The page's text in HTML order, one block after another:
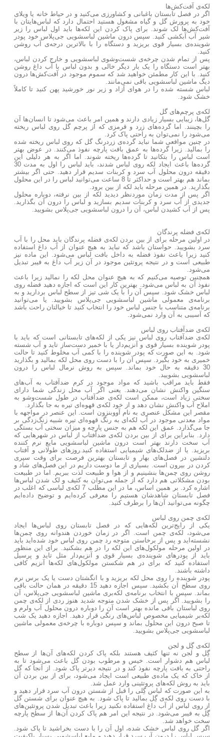
لکه‌ی آفت‌کش‌ها
اگر در فصل تابستان باغبانی و کشاورزی می‌کنید و در حیاط خانه یا ویلای
خود به پرورش گل و گیاه مشغول هستید احتمال دارد که لباس‌هایتان با
آفت‌کش‌ها لک شوند. برای پاک کردن این لکه‌ها باید اول لباس را زیر
شیر آب آبکشی کنید. سپس درون ماشین لباسشویی جی‌پلاس خود پودر
شوینده‌ی بسیار قوی بریزید و دستگاه را با بالاترین درجه‌ی آب روشن
کنید.
پس از تمام شدن چرخه‌ی شست‌وشوی لباسشویی و خارج کردن لباس،
بهتر است دستگاه را یک بار دیگر خالی و بدون لباس با آب داغ روشن
کنید. با این کار مطمئن خواهید شد که سموم موجود در آفت‌کش‌ها درون
دیگ ماشین لباسشویی باقی نمی‌مانند.
لباس شسته شده را در هوای آزاد و زیر نور خورشید پهن کنید تا کاملاً
خشک شود.
لکه‌ی پرچم‌های گل
گل‌ها، زیبایی بسیار زیادی دارند و همین امر باعث می‌شود تا انسان‌ها آن
را بچینند. اما گرده‌های زرد و قرمزی که از پرچم گل روی لباس ریخته
می‌شود را نمی‌توان به راحتی پاک کرد.
در چنین مواقعی شما نباید گرده‌ی زردرنگ گل که روی لباس ریخته شده
را بمالید. زیرا گرده‌ها به عمق بافت پارچه نفوذ می‌کنند. در عوض بهتر
است لباس را بتکانید تا گرده‌ها ریخته شوند. اما اگر به هر دلیلی این
گرده‌ها باعث ایجاد لکه روی لباس شدند، باید لباس را اول به مدت 30
دقیقه درون محلول آب سرد و کربنات سدیم قرار دهید. حتی اگر بیشتر
بماند هم بهتر است و حداکثر تا 8 ساعت می‌توانید لباس را در این محلول
بگذارید. در همین مرحله باید لکه از بین برود.
اگر پس از مدت زمان موردنظر دیدید لکه از بین نرفته، دوباره محلول
جدیدی از آب سرد و کربنات سدیم بسازید و لباس را درون آن بگذارید.
پس از آب کشیدن لباس، آن را درون لباسشویی جی‌پلاس بشویید.
لکه‌ی فضله پرندگان
در اولین مرحله برای از بین بردن لکه‌ی فضله پرندگان باید محل را با آب
سرد بشویید. حواستان باشد که نباید به هیچ عنوان از آب داغ استفاده
کنید زیرا باعث نفوذ فضله به داخل بافت لباس می‌شود. این ماده نیز
طبیعی است و در نتیجه پروتئین موجود در آن زیر آب داغ به فیبر تبدیل
می‌شود.
همچنین توصیه می‌کنیم که به هیچ عنوان محل لکه را نمالید زیرا باعث
نفوذ آن به لباس می‌شود. بهترین کار این است که اجازه دهید فضله روی
لباس خشک شود. سپس آن را با یک شی تیز از سطح لباس بردارید و به
برنامه‌ی معمولی ماشین لباسشویی جی‌پلاس بشویید. یا می‌توانید
برنامه‌ی متناسب با جنس لباس خود را انتخاب کنید تا خیالتان راحت باشد
که آسیبی به آن وارد نمی‌شود.
لکه‌ی ضدآفتاب روی لباس
لکه‌ی ضدآفتاب روی لباس نیز یکی از لکه‌های تابستانی است که باید با
پودر شوینده بسیار قوی و آنزیم‌دار یا با خمیر دست‌ساز تاید و آب شسته
شود. به این صورت که پودر شوینده را با کمی آب مخلوط کنید تا حالت
خمیری به خود بگیرد. سپس آن را با دست روی محل لکه بمالید و بگذارید
30 دقیقه به حال خود بماند. سپس به روش نرمال لباس را درون
لباسشویی بشویید.
فقط باید مراقب باشید که مواد موجود در کرم ضدآفتاب به آب‌های
سنگین واکنش نشان می‌دهند. یعنی اگر آب محل زندگی شما دارای
سختی زیاد است، ممکن است لکه‌ی ضدآفتاب در طول شست‌وشو به
املاح آب واکنش نشان دهد و از خود لکه‌ی قهوه‌ای تیره به جا بگذارد.
مقصر این مشکل عنصری به نام آووبنزون است. این عنصر در مواجهه با
مواد معدنی موجود در آب لکه‌ای به رنگ قهوه‌ای تیره شبیه زنگ‌زدگی بر
جا می‌گذارد. عمق این لکه هم به جنس پارچه و میزان سختی آب بستگی
دارد. بنابراین برای از بین بردن لکه‌ی ضدآفتاب از لباس در شهرهایی که
آب سخت دارند بهتر است درون ماشین لباسشویی مایع نرم کننده
بریزید. یا از ضدلک‌های شیمیایی استفاده کنید.روزهای طولانی و آفتاب
دلنشین در فصل‌های بهار و تابستان بهترین فرصت برای وقت سپری
کردن در بیرون است. بسیاری از ما دوست داریم در این فصل‌های شاد و
روشن روی چمن‌ها بنشینیم و از هوا و طبیعت لذت ببریم. اما در طبیعت
بودن مشکلاتی هم دارد که از جمله می‌توان به کثیف و لک شدن لباس‌ها
اشاره کرد. بر همین اساس، ما در این مطلب 7 لکه‌ی لباسی که اغلب در
فصل تابستان شاهدشان هستیم را معرفی کرده‌ایم و توضیح داده‌ایم
چگونه می‌توانید آن‌ها را برطرف کنید.
لکه‌ی چمن روی لباس
یکی از رایج‌ترین لکه‌هایی که در فصل تابستان روی لباس‌ها ایجاد
می‌شود، لکه‌ی چمن است. اگر در زمان خوردن هندوانه روی چمن‌ها
نشسته‌اید و پس از برخاستن متوجه رد چمن روی لباس خود شده‌اید باید
در اولین مرحله مولکول‌های این لکه را در هم بشکنید. برای این منظور
باید از پودرهای شوینده‌ی بسیار قوی و آنزیم‌دار مثل تاید و پرسیل
استفاده کنید که برای در هم شکستن مولکول‌های لکه‌ها آنزیم کافی
داشته باشند.
پودر شوینده را روی محل لکه بریزید و با انگشتان دست یا یک برس نرم
روی سطح آن بکشید. سپس اجازه دهید 15 دقیقه در همان حالت باقی
بماند. سپس با انتخاب برنامه‌ی لکه‌بری ماشین لباسشویی جی‌پلاس، آن
را بشویید. اگر پس از خشک شدن متوجه شدید هنوز ردی از لکه‌ی چمن
روی لباستان باقی مانده بهتر است آن را دوباره درون محلول آب ولرم و
لکه‌بر شیمیایی مخصوص لباس‌های رنگی قرار دهید. اجازه دهید یک شب
تا صبح درون این محلول بماند و سپس دوباره با چرخه‌ی معمولی ماشین
لباسشویی جی‌پلاس بشویید.
لکه‌ی گِل و لجن
گِل و لجن نه تنها کثیف هستند بلکه پاک کردن لکه‌های آنها از سطح
لباس هم دشوار است. خیس و مرطوب بودن گل باعث می‌شود تا به
راحتی به بافت پارچه نفوذ کند و در نتیجه دیرتر پاک شود. از آنجا که گل
از خاک که یک ماده‌ی طبیعی است ایجاد می‌شود، برای از بین بردن آن
باید به روش لکه‌های پروتئینی وارد عمل شد.
به این صورت که لباس گِلی را قبل از شستن درون آب سرد قرار دهید و
با دست روی لکه‌ی گِل بمالید تا پاک شود. به هیچ عنوان برای شستن گل
از روی لباس از آب داغ استفاده نکنید زیرا باعث تبدیل شدن پروتئین‌های
گِل به فیبر می‌شود. در نتیجه این امر هم پاک کردن آن‌ها از سطح پارچه
سخت خواهد شد.
اگر گل روی لباس خشک شده، اول آن را با دست بخراشید تا پاک شود.